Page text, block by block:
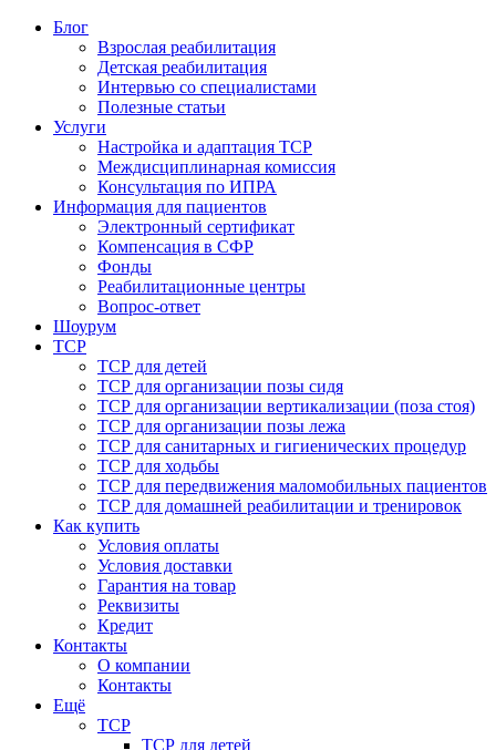
Блог
Взрослая реабилитация
Детская реабилитация
Интервью со специалистами
Полезные статьи
Услуги
Настройка и адаптация ТСР
Междисциплинарная комиссия
Консультация по ИПРА
Информация для пациентов
Электронный сертификат
Компенсация в СФР
Фонды
Реабилитационные центры
Вопрос-ответ
Шоурум
ТСР
ТСР для детей
ТСР для организации позы сидя
ТСР для организации вертикализации (поза стоя)
ТСР для организации позы лежа
ТСР для санитарных и гигиенических процедур
ТСР для ходьбы
ТСР для передвижения маломобильных пациентов
ТСР для домашней реабилитации и тренировок
Как купить
Условия оплаты
Условия доставки
Гарантия на товар
Реквизиты
Кредит
Контакты
О компании
Контакты
Ещё
ТСР
ТСР для детей